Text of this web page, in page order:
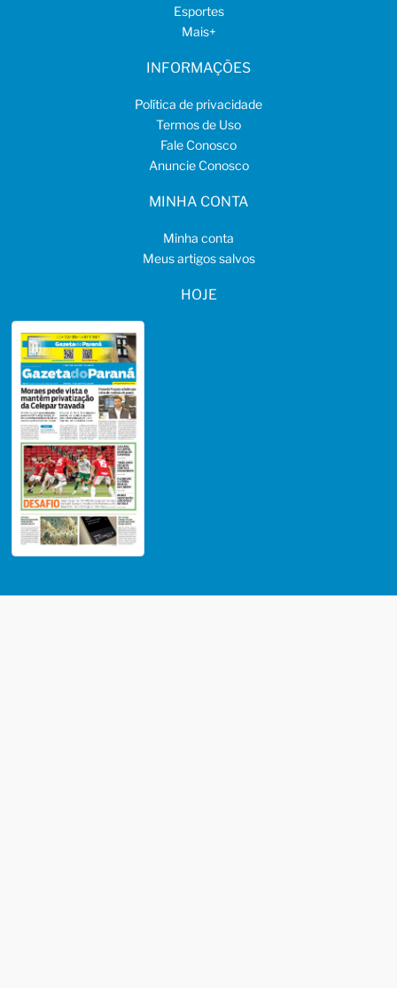
Esportes
Mais+
INFORMAÇÕES
Política de privacidade
Termos de Uso
Fale Conosco
Anuncie Conosco
MINHA CONTA
Minha conta
Meus artigos salvos
HOJE